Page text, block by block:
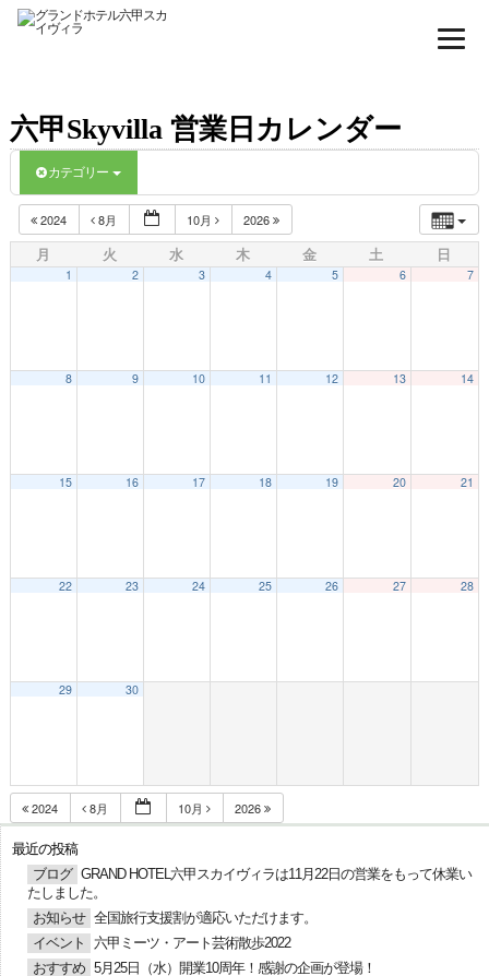
六甲Skyvilla 営業日カレンダー
カテゴリー
2024 8月 10月 2026
月 火 水 木 金 土 日
1 2 3 4 5 6 7
8 9 10 11 12 13 14
15 16 17 18 19 20 21
22 23 24 25 26 27 28
29 30
2024 8月 10月 2026
最近の投稿
ブログ GRAND HOTEL六甲スカイヴィラは11月22日の営業をもって休業い
たしました。
お知らせ 全国旅行支援割が適応いただけます。
イベント
六甲ミーツ・アート芸術散歩2022
おすすめ 5月25日（水）開業10周年！感謝の企画が登場！